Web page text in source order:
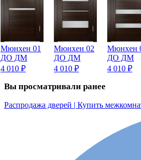
Мюнхен 01
ДО ДМ
4 010 ₽
Мюнхен 02
ДО ДМ
4 010 ₽
Мюнхен
ДО ДМ
4 010 ₽
Вы просматривали ранее
Распродажа дверей | Купить